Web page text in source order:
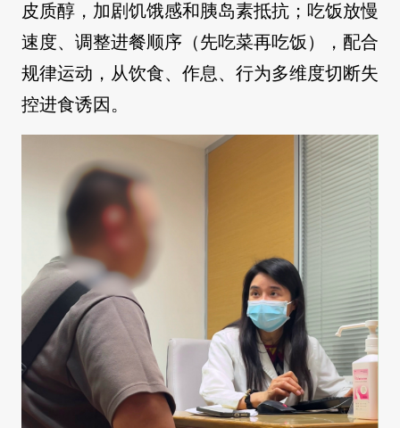
皮质醇，加剧饥饿感和胰岛素抵抗；吃饭放慢
速度、调整进餐顺序（先吃菜再吃饭），配合
规律运动，从饮食、作息、行为多维度切断失
控进食诱因。